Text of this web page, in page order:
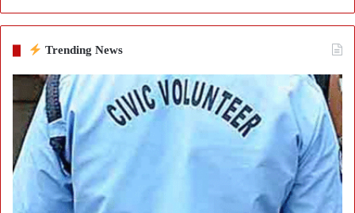
Trending News